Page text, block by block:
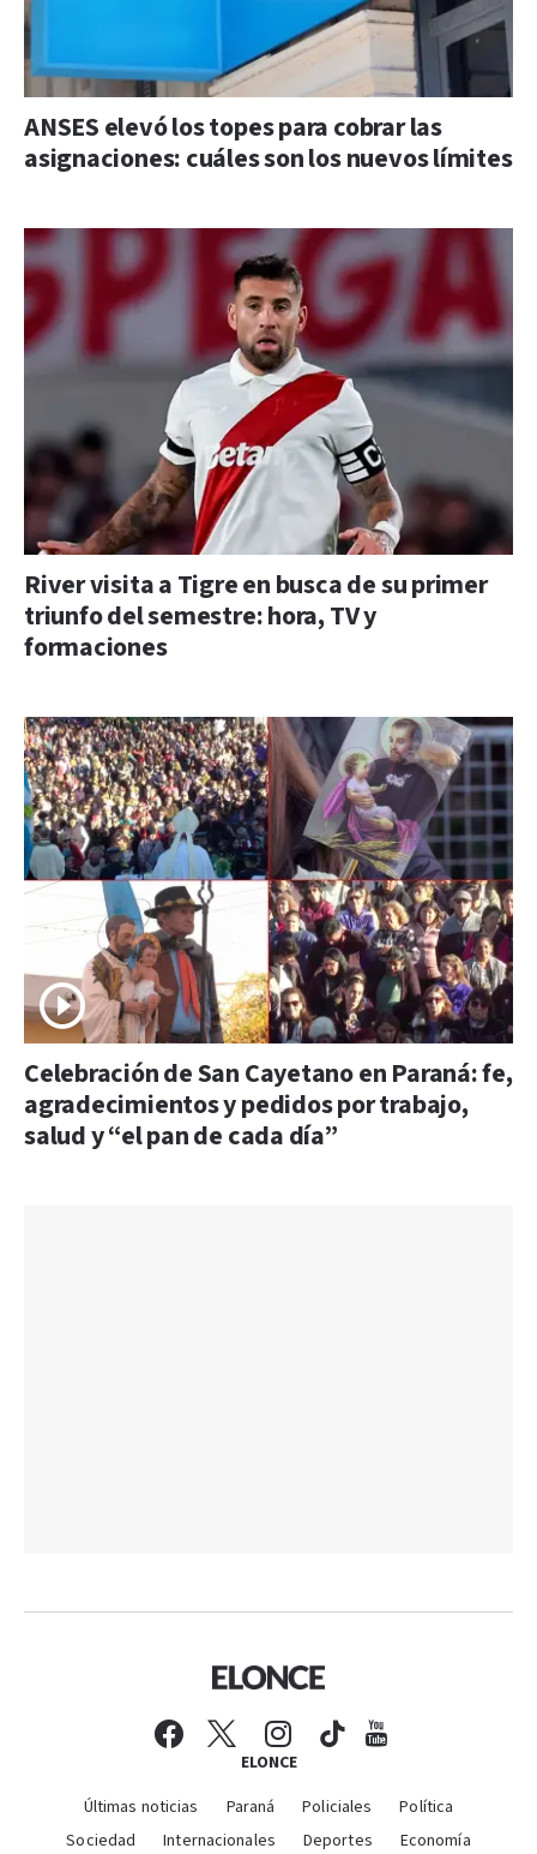
ANSES elevó los topes para cobrar las
asignaciones: cuáles son los nuevos límites
River visita a Tigre en busca de su primer
triunfo del semestre: hora, TV y
formaciones
Celebración de San Cayetano en Paraná: fe,
agradecimientos y pedidos por trabajo,
salud y “el pan de cada día”
ELONCE
Últimas noticias Paraná Policiales
Política
Sociedad
Internacionales Deportes Economía